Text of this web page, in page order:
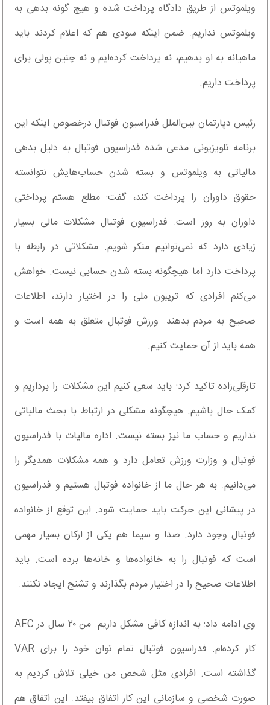
ویلموتس از طریق دادگاه پرداخت شده و هیچ گونه بدهی به
ویلموتس نداریم. ضمن اینکه سودی هم که اعلام کردند باید
ماهیانه به او بدهیم، نه پرداخت کرده‌ایم و نه چنین پولی برای
پرداخت داریم.
رئیس دپارتمان بین‌الملل فدراسیون فوتبال درخصوص اینکه این
برنامه تلویزیونی مدعی شده فدراسیون فوتبال به دلیل بدهی
مالیاتی به ویلموتس و بسته شدن حساب‌‎هایش نتوانسته
حقوق داوران را پرداخت کند، گفت: مطلع هستم پرداختی
داوران به روز است. فدراسیون فوتبال مشکلات مالی بسیار
زیادی دارد که نمی‌توانیم منکر شویم. مشکلاتی در رابطه با
پرداخت دارد اما هیچگونه بسته شدن حسابی نیست. خواهش
می‌کنم افرادی که تریبون ملی را در اختیار دارند، اطلاعات
صحیح به مردم بدهند. ورزش فوتبال متعلق به همه است و
همه باید از آن حمایت کنیم.
تارقلی‌زاده تاکید کرد: باید سعی کنیم این مشکلات را برداریم و
کمک حال باشیم. هیچگونه مشکلی در ارتباط با بحث مالیاتی
نداریم و حساب ما نیز بسته نیست. اداره مالیات با فدراسیون
فوتبال و وزارت ورزش تعامل دارد و همه مشکلات همدیگر را
می‌دانیم. به هر حال ما از خانواده فوتبال هستیم و فدراسیون
در پیشانی این حرکت باید حمایت شود. این توقع از خانواده
فوتبال وجود دارد. صدا و سیما هم یکی از ارکان بسیار مهمی
است که فوتبال را به خانواده‌‌ها و خانه‌ها برده است. باید
اطلاعات صحیح را در اختیار مردم بگذارند و تشنج ایجاد نکنند.
وی ادامه داد: به اندازه کافی مشکل داریم. من ۲۰ سال در AFC
کار کرده‌ام. فدراسیون فوتبال تمام توان خود را برای VAR
گذاشته است. افرادی مثل شخص من خیلی تلاش کردیم به
صورت شخصی و سازمانی این کار اتفاق بیفتد. این اتفاق هم